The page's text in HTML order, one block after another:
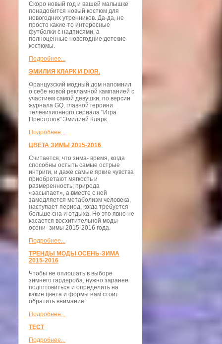
Скоро новый год и вашей малышке
понадобится новый костюм для
новогодних утренников. Да-да, не
просто какие-то интересные
футболки с надписями, а
полноценные новогодние детские
костюмы.
Подробнее...
ЭМИЛИЯ КЛАРК И DIOR.
Французский модный дом напомнил
о себе новой рекламной кампанией с
участием самой девушки, по версии
журнала GQ, главной героини
телевизионного сериала "Игра
Престолов" Эмилией Кларк.
Подробнее...
ЦВЕТА ЗИМЫ 2015-2016
Считается, что зима- время, когда
способны остыть самые острые
интриги, и даже самые яркие чувства
приобретают мягкость и
размеренность; природа
«засыпает», а вместе с ней
замедляется метаболизм человека,
наступает период, когда требуется
больше сна и отдыха. Но это явно не
касается восхитительной моды
осени- зимы 2015-2016 года.
Подробнее...
ТРЕНДЫ МОДЫ ОСЕНЬ-ЗИМА
2015-2016
Чтобы не оплошать в выборе
зимнего гардероба, нужно заранее
подготовиться и определить на
какие цвета и формы нам стоит
обратить внимание.
Подробнее...
ТЕСТ
Подробнее...